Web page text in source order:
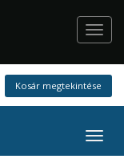
Kosár megtekintése